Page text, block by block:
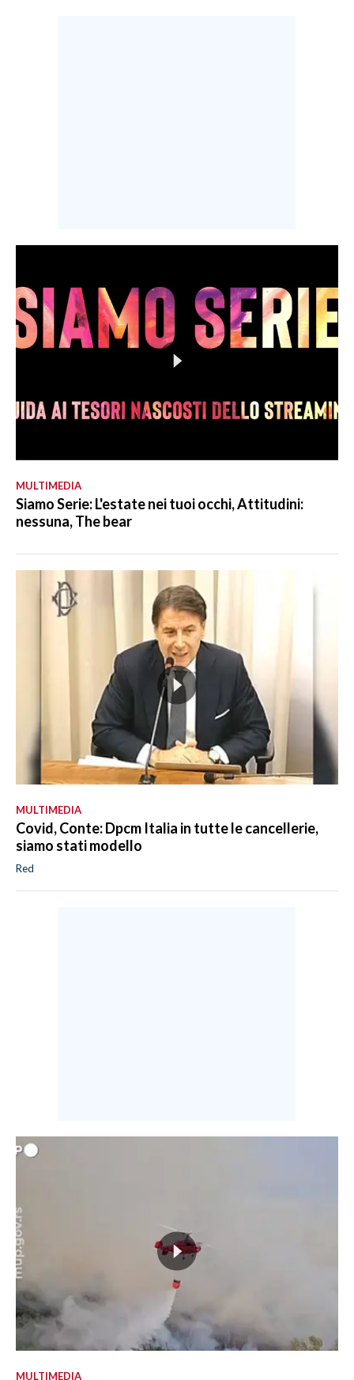
MULTIMEDIA
Siamo Serie: L'estate nei tuoi occhi, Attitudini:
nessuna, The bear
MULTIMEDIA
Covid, Conte: Dpcm Italia in tutte le cancellerie,
siamo stati modello
Red
MULTIMEDIA